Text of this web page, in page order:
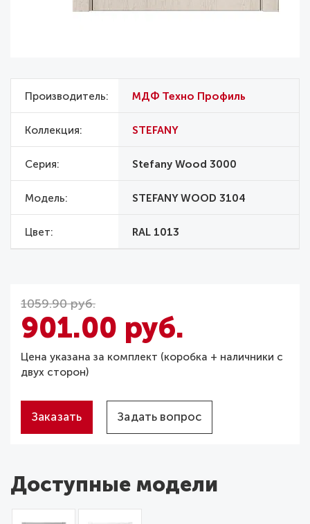
Производитель МДФ Техно Профиль
Коллекция STEFANY
Серия Stefany Wood 3000
Модель STEFANY WOOD 3104
Цвет RAL 1013
1059.90 руб.
901.00 руб.
Цена указана за комплект (коробка + наличники с
двух сторон)
Заказать Задать вопрос
Доступные модели